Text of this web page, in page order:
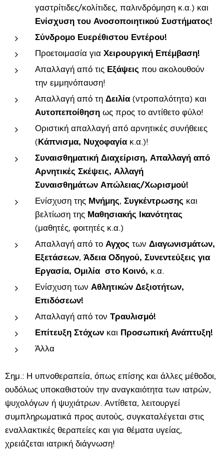
γαστρίτιδες/κολίτιδες, παλινδρόμηση κ.α.) και
Ενίσχυση του Ανοσοποιητικού Συστήματος!
Σύνδρομο Ευερέθιστου Εντέρου!
Προετοιμασία για Χειρουργική Επέμβαση!
Απαλλαγή από τις Εξάψεις που ακολουθούν
την εμμηνόπαυση!
Απαλλαγή από τη Δειλία (ντροπαλότητα) και
Αυτοπεποίθηση ως προς το αντίθετο φύλο!
Οριστική απαλλαγή από αρνητικές συνήθειες
(Κάπνισμα, Νυχοφαγία κ.α.)!
Συναισθηματική Διαχείριση, Απαλλαγή από
Αρνητικές Σκέψεις, Αλλαγή
Συναισθημάτων Απώλειας/Χωρισμού!
Ενίσχυση της Μνήμης, Συγκέντρωσης και
βελτίωση της Μαθησιακής Ικανότητας
(μαθητές, φοιτητές κ.α.)
Απαλλαγή από το Αγχος των Διαγωνισμάτων,
Εξετάσεων, Άδεια Οδηγού, Συνεντεύξεις για
Εργασία, Ομιλία στο Κοινό, κ.α.
Ενίσχυση των Αθλητικών Δεξιοτήτων,
Επιδόσεων!
Απαλλαγή από τον Τραυλισμό!
Επίτευξη Στόχων και Προσωπική Ανάπτυξη!
Άλλα
Σημ.: Η υπνοθεραπεία, όπως επίσης και άλλες μέθοδοι,
ουδόλως υποκαθιστούν την αναγκαιότητα των ιατρών,
ψυχολόγων ή ψυχιάτρων. Αντίθετα, λειτουργεί
συμπληρωματικά προς αυτούς, συγκαταλέγεται στις
εναλλακτικές θεραπείες και για θέματα υγείας,
χρειάζεται ιατρική διάγνωση!